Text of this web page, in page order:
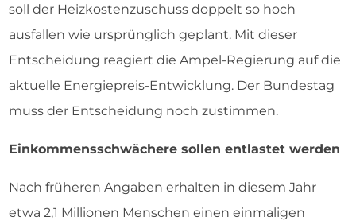
soll der Heizkostenzuschuss doppelt so hoch
ausfallen wie ursprünglich geplant. Mit dieser
Entscheidung reagiert die Ampel-Regierung auf die
aktuelle Energiepreis-Entwicklung. Der Bundestag
muss der Entscheidung noch zustimmen.
Einkommensschwächere sollen entlastet werden
Nach früheren Angaben erhalten in diesem Jahr
etwa 2,1 Millionen Menschen einen einmaligen